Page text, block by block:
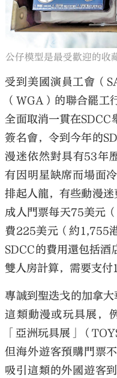
公仔模型是最受歡迎的收
受到美國演員工會（
（WGA）的聯合罷工
全面取消一貫在SDCC
簽名會，令到今年的
漫迷依然對具有53年
有因明星缺席而場面
排起人龍，有些動漫
成人門票每天75美元
費225美元（約1,755
SDCC的費用還包括酒
雙人房計算，需要支付
專誠到聖迭戈的加拿
這類動漫或玩具展，
「亞洲玩具展」（
但海外遊客預購門票
吸引這類的外國遊客